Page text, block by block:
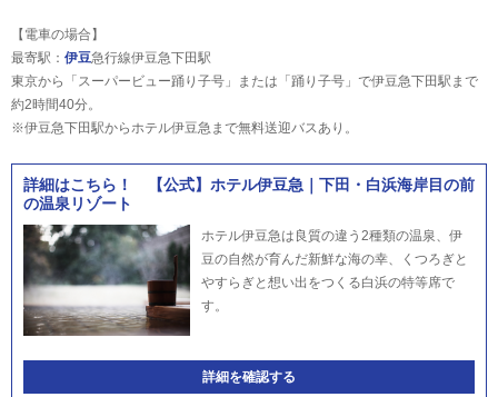
【電車の場合】
最寄駅： 伊豆急行線伊豆急下田駅
東京から「スーパービュー踊り子号」または「踊り子号」で伊豆急下田駅まで
約2時間40分。
※伊豆急下田駅からホテル伊豆急まで無料送迎バスあり。
詳細はこちら！ 【公式】ホテル伊豆急｜下田・白浜海岸目の前
の温泉リゾート
ホテル伊豆急は良質の違う2種類の温泉、伊
豆の自然が育んだ新鮮な海の幸、くつろぎと
やすらぎと想い出をつくる白浜の特等席で
す。
詳細を確認する